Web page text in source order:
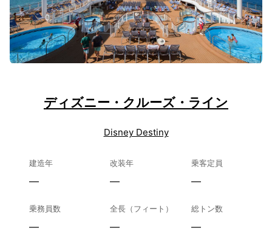
ディズニー・クルーズ・ライン
Disney Destiny
建造年
—
改装年
—
乗客定員
—
乗務員数
—
全長（フィート）
—
総トン数
—